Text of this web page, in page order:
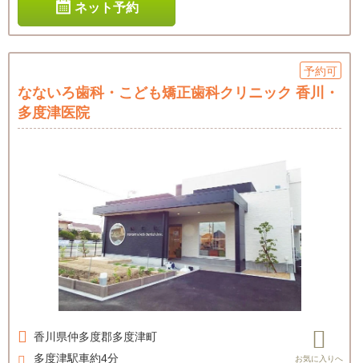
ネット予約
予約可
なないろ歯科・こども矯正歯科クリニック 香川・
多度津医院
香川県仲多度郡多度津町
多度津駅車約4分